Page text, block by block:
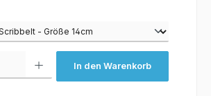
In den Warenkorb